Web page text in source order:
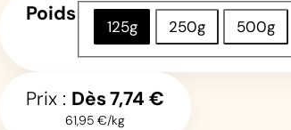
Poids
125g 250g 500g
Prix : Dès7,74 €
61,95 €/kg